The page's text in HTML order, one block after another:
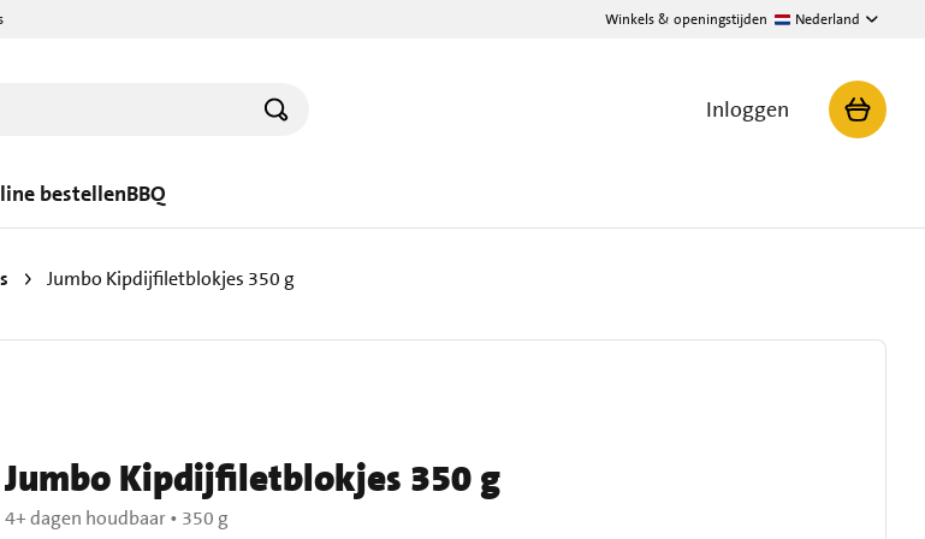
Winkels & openingstijden Nederland
Inloggen
bestellenBBQ
Jumbo Kipdijfiletblokjes 350 g
Jumbo Kipdijfiletblokjes 350 g
4+ dagen houdbaar• 350 g